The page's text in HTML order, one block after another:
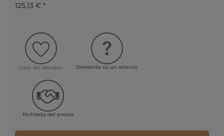
125,13 € *
Lista dei desideri Domanda su un articolo
Richiesta del prezzo